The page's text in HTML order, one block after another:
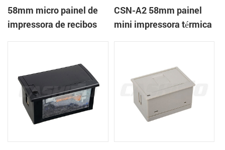
58mm micro painel de
impressora de recibos
CSN-A2 58mm painel
mini impressora térmica